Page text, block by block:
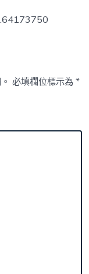
必填欄位標示為*